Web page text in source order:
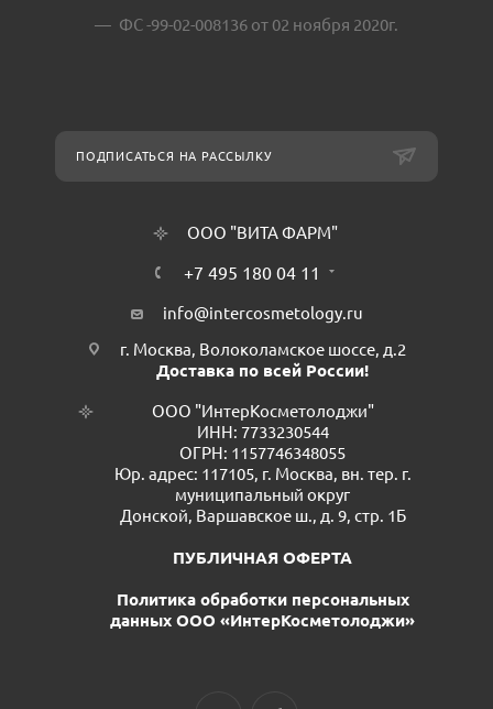
ФС -99-02-008136 от 02 ноября 2020г.
ПОДПИСАТЬСЯ НА РАССЫЛКУ
ООО "ВИТА ФАРМ"
+7 495 180 04 11
info@intercosmetology.ru
г. Москва, Волоколамское шоссе, д.2
Доставка по всей России!
ООО "ИнтерКосметолоджи"
ИНН: 7733230544
ОГРН: 1157746348055
Юр. адрес: 117105, г. Москва, вн. тер. г.
муниципальный округ
Донской, Варшавское ш., д. 9, стр. 1Б
ПУБЛИЧНАЯ ОФЕРТА
Политика обработки персональных
данных ООО «ИнтерКосметолоджи»